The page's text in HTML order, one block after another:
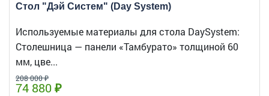
Стол "Дэй Систем" (Day System)
Используемые материалы для стола DaySystem:
Столешница — панели «Тамбурато» толщиной 60
мм, цве...
208 000 ₽
74 880 ₽